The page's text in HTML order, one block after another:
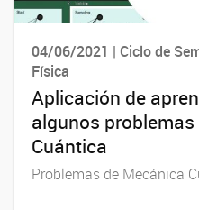
04/06/2021 | Ciclo de
Física
Aplicación de
algunos
Cuántica
Problemas de Mecánica